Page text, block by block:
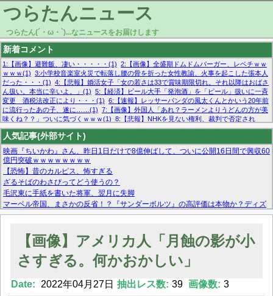
つらたんニュース
つらたん(´・ω・`)...なニュースをお届けします
新着コメント
1:【画像】避難飯、凄い・・・・・(1) 2:【画像】全盛期ドムドムバーガー、レベチｗｗ
ｗｗｗ(1) 3:小学校音楽室火災で転落し腰の骨を折った女性教諭、火事を起こした張本人
だった・・・(1) 4:【悲報】婚活女子「女の若さは33で賞味期限切れ。それ以降はおばさ
ん扱い。本当に辛いよ。」(1) 5:【経済】ビール大手「発泡酒」を「ビール」扱いに一斉
変更 酒税法改正により・・・(1) 6:【速報】レッサーパンダの風太くんとかいう20年前
に流行ったあの子、遂に……(1) 7:【画像】外国人「あれ？ラーメンよりうどんの方が美
味くね？？」ついに気づくｗｗｗ(1) 8:【悲報】NHKを見ない権利、裁判で否定され
る・・・(1) 9:欧州委員長「原発縮小は間違いでした」(1) 10:【悲報】日本企業の人手不
足、限界突破 52%「正社員も足りてません…」(1)
人気記事(外部サイト)
映画『ちいかわ』さん、昨日1日だけで8億伸ばして、ついに公開16日間で興収60
億円突破ｗｗｗｗｗｗｗｗ
【恐怖】昔のカルピス、怖すぎる
ざるそばのわさびってどう使うの？
毛沢東に手紙を書いた将軍、翌月に失脚
マーベル帝国、まさかの反省！？『サンダーボルツ』の高評価は本物か？ディズ
ニーCEOの「量より質」宣言の裏で渦巻くファンの本音とMCUの未来を徹底考
【モー娘。石田亜佑美】ファーストテイク出演も新規獲得ならず？北川莉央が1
【画像あり】FacebookとかTwitterで拾ったエロ画像貼ってくよ
【画像】アメリカ人「月蝕の影が小
さすぎる。何かおかしい」
Date: 2022年04月27日 抽出レス数: 39 画像数: 3